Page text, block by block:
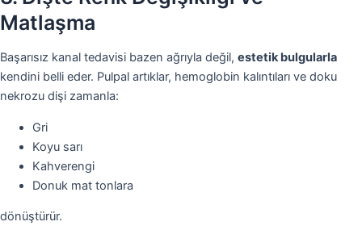
Matlaşma
Başarısız kanal tedavisi bazen ağrıyla değil, estetik bulgularla
kendini belli eder. Pulpal artıklar, hemoglobin kalıntıları ve doku
nekrozu dişi zamanla:
Gri
Koyu sarı
Kahverengi
Donuk mat tonlara
dönüştürür.